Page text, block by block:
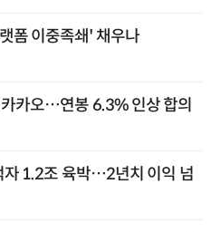
폼 이중족쇄' 채우나
카오…연봉 6.3% 인상 합의
자 1.2조 육박…2년치 이익 넘